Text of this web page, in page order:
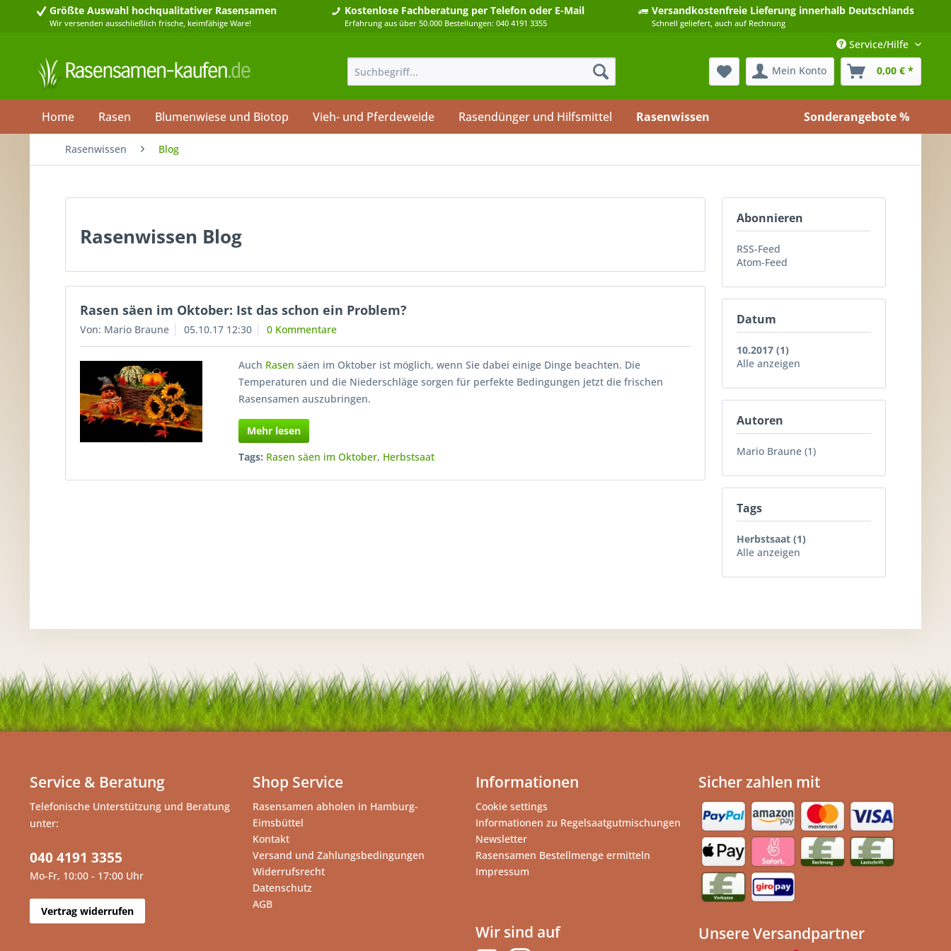
Größte Auswahl hochqualitativer Rasensamen
Wir versenden ausschließlich frische, keimfähige Ware!
Kostenlose Fachberatung per Telefon oder E-Mail
Erfahrung aus über 50.000 Bestellungen: 040 4191 3355
Versandkostenfreie Lieferung innerhalb Deutschlands
Schnell geliefert, auch auf Rechnung
Service/Hilfe
Mein Konto
0,00 € *
Home Rasen Blumenwiese und Biotop Vieh- und Pferdeweide Rasendünger und Hilfsmittel Sonderangebote %
Rasenwissen
Rasenwissen Blog
Abonnieren
RSS-Feed
Atom-Feed
Datum
10.2017 (1)
Alle anzeigen
Autoren
Mario Braune (1)
Tags
Herbstsaat (1)
Alle anzeigen
Rasenwissen Blog
Rasen säen im Oktober: Ist das schon ein Problem?
Von: Mario Braune 05.10.17 12:30 0 Kommentare
Auch Rasen säen im Oktober ist möglich, wenn Sie dabei einige Dinge beachten. Die
Temperaturen und die Niederschläge sorgen für perfekte Bedingungen jetzt die frischen
Rasensamen auszubringen.
Mehr lesen
Tags: Rasen säen im Oktober, Herbstsaat
Service & Beratung
Telefonische Unterstützung und Beratung
unter:
040 4191 3355
Mo-Fr, 10:00 - 17:00 Uhr
Vertrag widerrufen
Shop Service
Rasensamen abholen in Hamburg-
Eimsbüttel
Kontakt
Versand und Zahlungsbedingungen
Widerrufsrecht
Datenschutz
AGB
Informationen
Cookie settings
Informationen zu Regelsaatgutmischungen
Newsletter
Rasensamen Bestellmenge ermitteln
Impressum
Wir sind auf
Sicher zahlen mit
Unsere Versandpartner